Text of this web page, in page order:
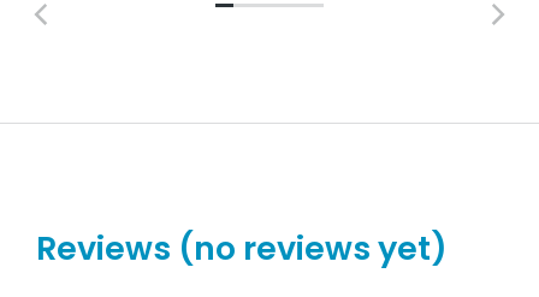
Reviews (no reviews yet)